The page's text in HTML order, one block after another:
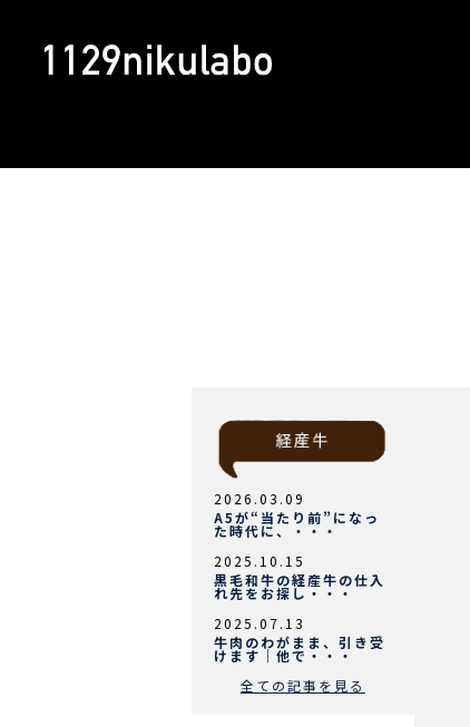
2026.03.09
A5が“当たり前”になっ
た時代に、・・・
2025.10.15
黒毛和牛の経産牛の仕入
れ先をお探し・・・
2025.07.13
牛肉のわがまま、引き受
けます｜他で・・・
全ての記事を見る